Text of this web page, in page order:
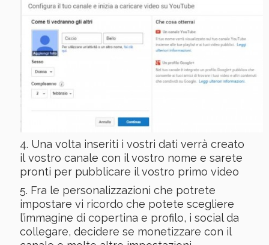
Una volta inseriti i vostri dati verrà creato
il vostro canale con il vostro nome e sarete
pronti per pubblicare il vostro primo video
Fra le personalizzazioni che potrete
impostare vi ricordo che potete scegliere
l’immagine di copertina e profilo, i social da
collegare, decidere se monetizzare con il